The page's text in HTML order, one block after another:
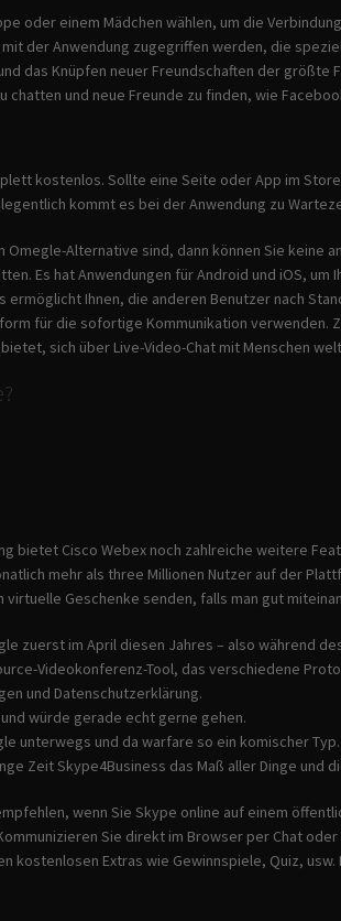
oder einem Mädchen wählen, um die
der Anwendung zugegriffen werden, die
das Knüpfen neuer Freundschaften der
und neue Freunde zu finden, wie
kostenlos. Sollte eine Seite oder App im
kommt es bei der Anwendung zu
Omegle-Alternative sind, dann können Sie
Es hat Anwendungen für Android und iOS,
ermöglicht Ihnen, die anderen Benutzer nach
für die sofortige Kommunikation verwenden.
sich über Live-Video-Chat mit Menschen
bietet Cisco Webex noch zahlreiche weitere
mehr als three Millionen Nutzer auf der
virtuelle Geschenke senden, falls man gut
zuerst im April diesen Jahres – also während
Videokonferenz-Tool, das verschiedene
und Datenschutzerklärung.
würde gerade echt gerne gehen.
unterwegs und da warfare so ein komischer Typ.
Zeit Skype4Business das Maß aller Dinge und
wenn Sie Skype online auf einem
Sie direkt im Browser per Chat
kostenlosen Extras wie Gewinnspiele, Quiz,